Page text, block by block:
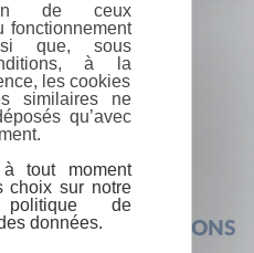
FOIRE AUX QUESTIONS
de ceux
fonctionnement
que, sous
à la
les cookies
similaires ne
qu’avec
tout moment
choix sur notre
de
données.